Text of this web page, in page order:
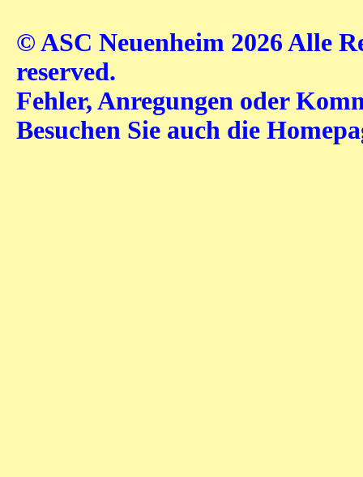
© ASC Neuenheim 2026 Alle
reserved.
Fehler, Anregungen oder
Besuchen Sie auch die